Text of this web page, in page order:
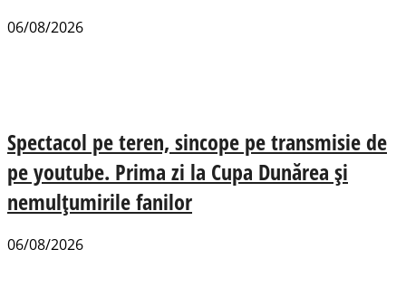
06/08/2026
Spectacol pe teren, sincope pe transmisie de
pe youtube. Prima zi la Cupa Dunărea și
nemulțumirile fanilor
06/08/2026